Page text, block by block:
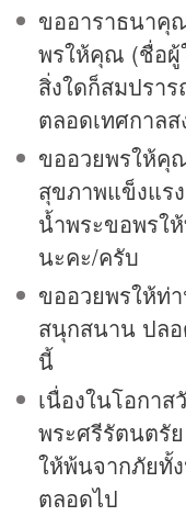
ขออาราธนาคุ
พรให้คุณ (ชื่อผู้
สิ่งใดก็สมปรา
ตลอดเทศกาล
ขออวยพรให้คุ
สุขภาพแข็งแร
น้ำพระขอพรใ
นะคะ/ครับ
ขออวยพรให้ท่
สนุกสนาน ปล
นี้
เนื่องในโอกาส
พระศรีรัตนตรั
ให้พ้นจากภัยทั้
ตลอดไป